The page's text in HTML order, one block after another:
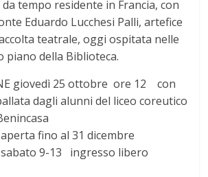
tempo residente in Francia, con
Eduardo Lucchesi Palli, artefice
teatrale, oggi ospitata nelle
piano della Biblioteca.
giovedì 25 ottobre ore 12 con
dagli alunni del liceo coreutico
fino al 31 dicembre
9-13 ingresso libero